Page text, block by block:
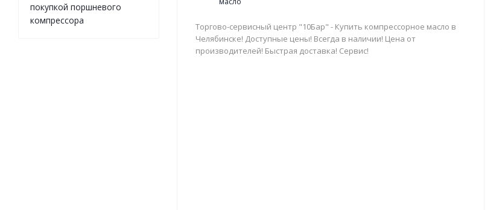
Торгово-сервисный центр "10Бар" - Купить компрессорное масло в
Челябинске! Доступные цены! Всегда в наличии! Цена от
производителей! Быстрая доставка! Сервис!
покупкой поршневого
компрессора